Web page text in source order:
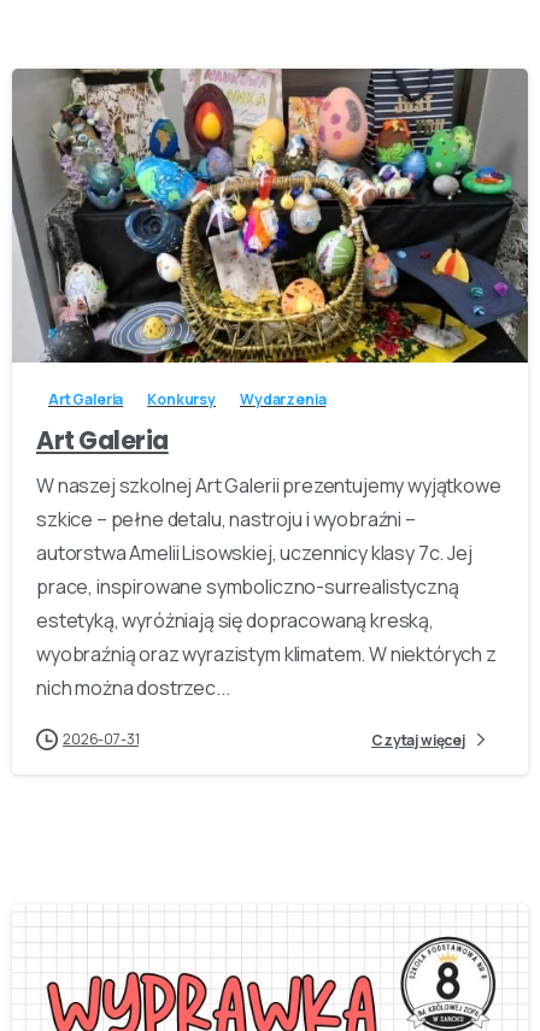
-
Art Galeria Konkursy Wydarzenia
Art Galeria
W naszej szkolnej Art Galerii prezentujemy wyjątkowe
szkice – pełne detalu, nastroju i wyobraźni –
autorstwa Amelii Lisowskiej, uczennicy klasy 7c. Jej
prace, inspirowane symboliczno-surrealistyczną
estetyką, wyróżniają się dopracowaną kreską,
wyobraźnią oraz wyrazistym klimatem. W niektórych z
nich można dostrzec...
2026-07-31 Czytaj więcej